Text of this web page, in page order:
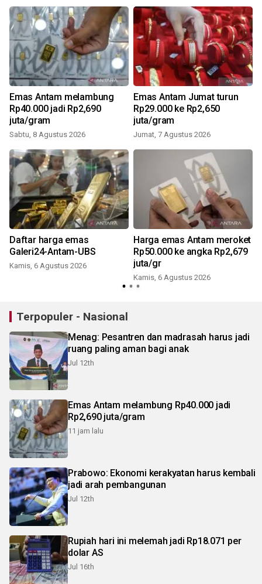
Emas Antam melambung
Rp40.000 jadi Rp2,690
juta/gram
Sabtu, 8 Agustus 2026
Emas Antam Jumat turun
Rp29.000 ke Rp2,650
juta/gram
Jumat, 7 Agustus 2026
Daftar harga emas
Galeri24-Antam-UBS
Kamis, 6 Agustus 2026
Harga emas Antam meroket
Rp50.000 ke angka Rp2,679
juta/gr
Kamis, 6 Agustus 2026
Terpopuler - Nasional
Menag: Pesantren dan madrasah harus jadi
ruang paling aman bagi anak
Jul 12th
Emas Antam melambung Rp40.000 jadi
Rp2,690 juta/gram
11 jam lalu
Prabowo: Ekonomi kerakyatan harus kembali
jadi arah pembangunan
Jul 12th
Rupiah hari ini melemah jadi Rp18.071 per
dolar AS
Jul 16th